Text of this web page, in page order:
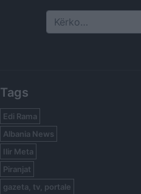
Search
Tags
Edi Rama
Albania News
Ilir Meta
Piranjat
gazeta, tv, portale